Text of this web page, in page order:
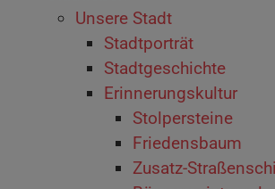
Unsere Stadt
Stadtporträt
Stadtgeschichte
Erinnerungskultur
Stolpersteine
Friedensbaum
Zusatz-